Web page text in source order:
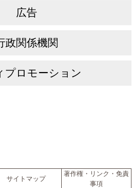
広告
政関係機関
プロモーション
サイトマップ
著作権・リンク・免責
事項